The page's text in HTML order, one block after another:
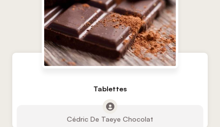
Tablettes
Cédric De Taeye Chocolat